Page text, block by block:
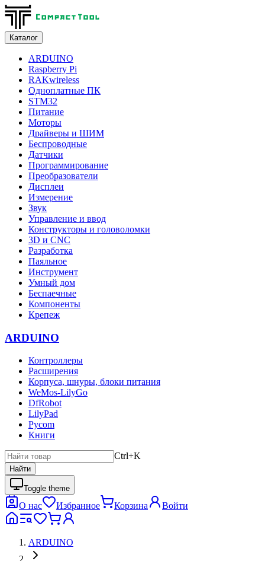
Каталог
ARDUINO
Raspberry Pi
RAKwireless
Одноплатные ПК
STM32
Питание
Моторы
Драйверы и ШИМ
Беспроводные
Датчики
Программирование
Преобразователи
Дисплеи
Измерение
Звук
Управление и ввод
Конструкторы и головоломки
3D и CNC
Разработка
Паяльное
Инструмент
Умный дом
Беспаечные
Компоненты
Крепеж
ARDUINO
Контроллеры
Расширения
Корпуса, шнуры, блоки питания
WeMos-LilyGo
DfRobot
LilyPad
Pycom
Книги
Ctrl+K
Найти
Toggle theme
О нас Избранное Корзина Войти
ARDUINO